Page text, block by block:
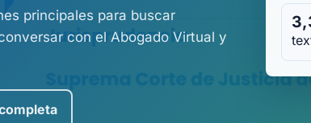
principales para buscar
con el Abogado Virtual y